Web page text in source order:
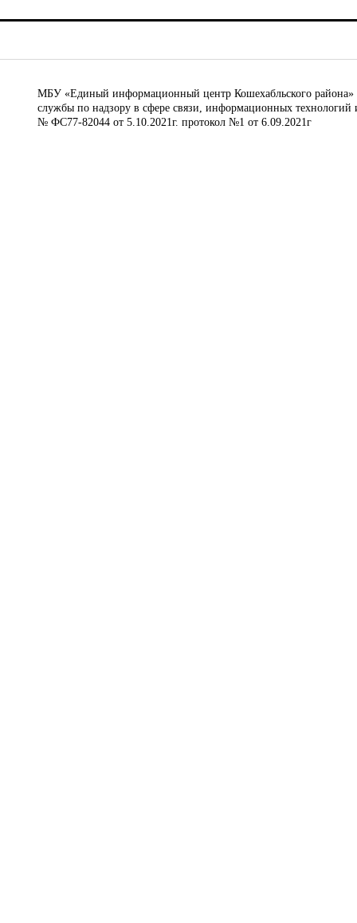
МБУ «Единый информационный центр Кошехабльского района»
службы по надзору в сфере связи, информационных
№ ФС77-82044 от 5.10.2021г. протокол №1 от 6.09.2021г